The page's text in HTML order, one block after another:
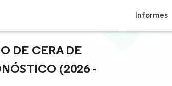
Informes
DE CERA DE
(2026 -